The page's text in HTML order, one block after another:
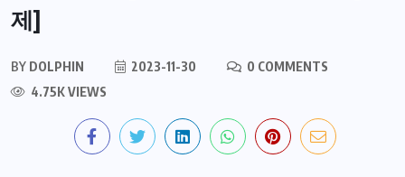
제]
BY DOLPHIN 2023-11-30
0 COMMENTS
4.75K VIEWS